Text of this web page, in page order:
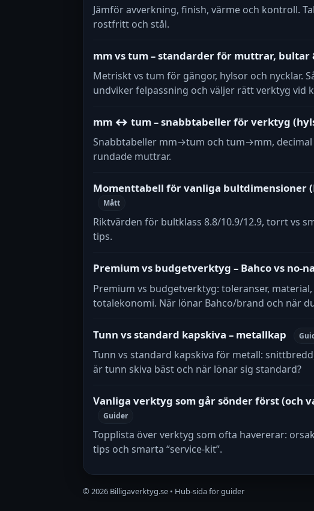
Jämför avverkning, finish, värme och kontroll.
rostfritt och stål.
mm vs tum – standarder för muttrar, bultar
Metriskt vs tum för gängor, hylsor och nycklar.
undviker felpassning och väljer rätt verktyg vid
mm ↔ tum – snabbtabeller för verktyg
Snabbtabeller mm→tum och tum→mm,
rundade muttrar.
Momenttabell för vanliga bultdimensioner
Mått
Riktvärden för bultklass 8.8/10.9/12.9, torrt vs
tips.
Premium vs budgetverktyg – Bahco vs no-
Premium vs budgetverktyg: toleranser,
totalekonomi. När lönar Bahco/brand och när
Tunn vs standard kapskiva – metallkap
Tunn vs standard kapskiva för metall:
är tunn skiva bäst och när lönar sig standard?
Vanliga verktyg som går sönder först (och
Guider
Topplista över verktyg som ofta havererar:
tips och smarta “service-kit”.
© 2026 Billigaverktyg.se • Hub-sida för guider